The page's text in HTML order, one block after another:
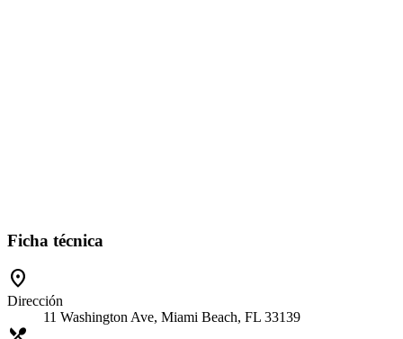
Ficha técnica
location_on
Dirección
11 Washington Ave, Miami Beach, FL 33139